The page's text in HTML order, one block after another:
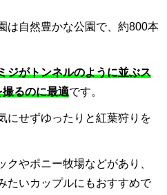
は自然豊かな公園で、約800本
ジがトンネルのように並ぶス
るのに最適です。
にせずゆったりと紅葉狩りを
クやポニー牧場などがあり、
たいカップルにもおすすめで